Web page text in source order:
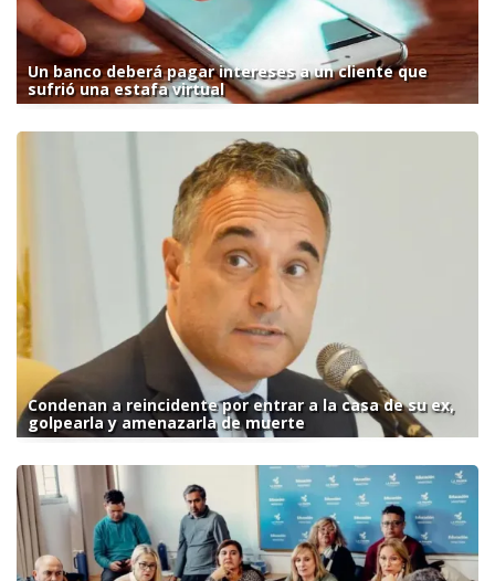
Un banco deberá pagar intereses a un cliente que
sufrió una estafa virtual
Condenan a reincidente por entrar a la casa de su ex,
golpearla y amenazarla de muerte